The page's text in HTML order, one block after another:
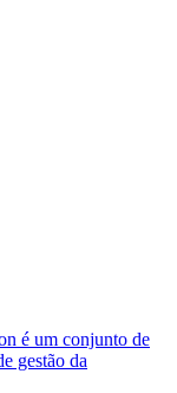
é um conjunto de
gestão da